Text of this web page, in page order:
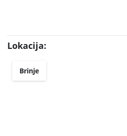
Lokacija:
Brinje